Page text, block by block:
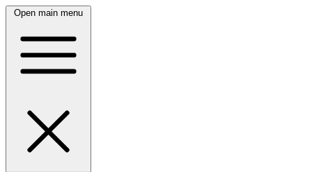
Open main menu